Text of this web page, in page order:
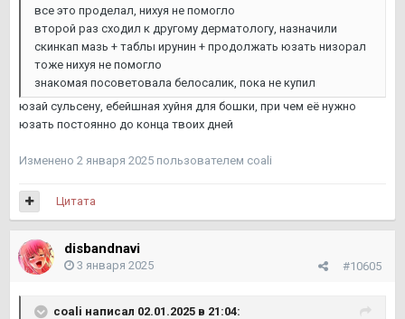
все это проделал, нихуя не помогло
второй раз сходил к другому дерматологу, назначили
скинкап мазь + таблы ирунин + продолжать юзать низорал
тоже нихуя не помогло
знакомая посоветовала белосалик, пока не купил
юзай сульсену, ебейшная хуйня для бошки, при чем её нужно
юзать постоянно до конца твоих дней
Изменено 2 января 2025 пользователем coali
Цитата
disbandnavi
#10605
3 января 2025
coali написал 02.01.2025 в 21:04: